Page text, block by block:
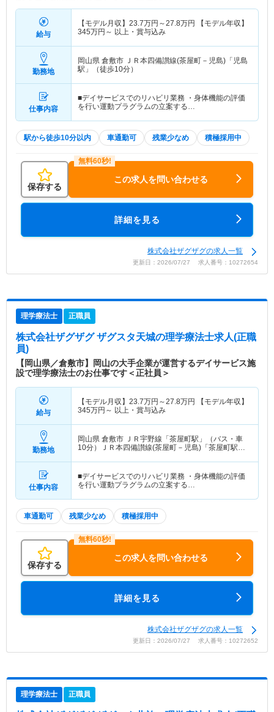
給与
【モデル月収】 23.7万円～27.8万円
【モデル年収】
345万円～ 以上・賞与込み
勤務地
岡山県 倉敷市 ＪＲ本四備讃線(茶屋町－児島)「児島
駅」（徒歩10分）
仕事内容
■デイサービスでのリハビリ業務 ・身体機能の評価
を行い運動プラグラムの立案する…
駅から徒歩10分以内 車通勤可 残業少なめ 積極採用中
保存する
この求人を問い合わせる
詳細を見る
株式会社ザグザグの求人一覧
更新日：2026/07/27 求人番号：10272654
理学療法士 正職員
株式会社ザグザグ ザグスタ天城の理学療法士求人(正職
員)
【岡山県／倉敷市】岡山の大手企業が運営するデイサービス施
設で理学療法士のお仕事です＜正社員＞
給与
【モデル月収】 23.7万円～27.8万円
【モデル年収】
345万円～ 以上・賞与込み
勤務地
岡山県 倉敷市 ＪＲ宇野線「茶屋町駅」（バス・車
10分）ＪＲ本四備讃線(茶屋町－児島)「茶屋町駅」
仕事内容
■デイサービスでのリハビリ業務 ・身体機能の評価
を行い運動プラグラムの立案する…
車通勤可 残業少なめ 積極採用中
保存する
この求人を問い合わせる
詳細を見る
株式会社ザグザグの求人一覧
更新日：2026/07/27 求人番号：10272652
理学療法士 正職員